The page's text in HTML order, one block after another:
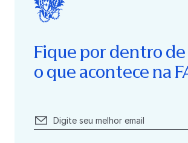
Fique por dentro
o que acontece na